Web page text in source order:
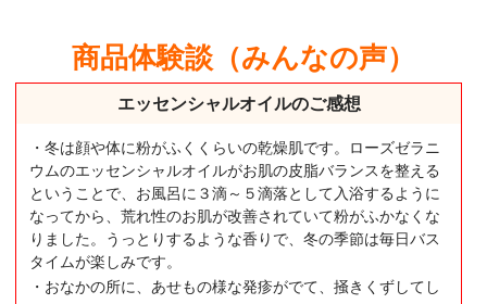
商品体験談（みんなの声）
エッセンシャルオイルのご感想
・冬は顔や体に粉がふくくらいの乾燥肌です。ローズゼラニ
ウムのエッセンシャルオイルがお肌の皮脂バランスを整える
ということで、お風呂に３滴～５滴落として入浴するように
なってから、荒れ性のお肌が改善されていて粉がふかなくな
りました。うっとりするような香りで、冬の季節は毎日バス
タイムが楽しみです。
・おなかの所に、あせもの様な発疹がでて、掻きくずしてし